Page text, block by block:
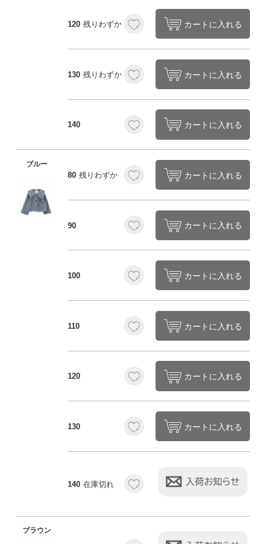
120 残りわずか カートに入れる
130 残りわずか カートに入れる
140 カートに入れる
ブルー
80 残りわずか カートに入れる
90 カートに入れる
100 カートに入れる
110 カートに入れる
120 カートに入れる
130 カートに入れる
140 在庫切れ
ブラウン